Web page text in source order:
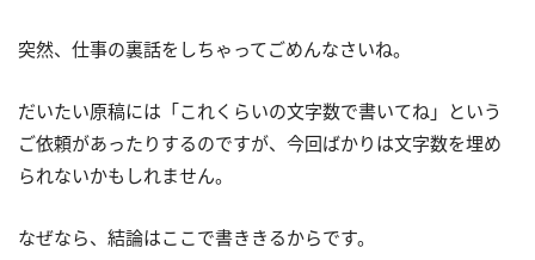
突然、仕事の裏話をしちゃってごめんなさいね。
だいたい原稿には「これくらいの文字数で書いてね」という
ご依頼があったりするのですが、今回ばかりは文字数を埋め
られないかもしれません。
なぜなら、結論はここで書ききるからです。